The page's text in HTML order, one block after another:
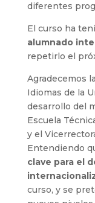
diferentes
El curso ha
alumnado
repetirlo el
Agradecemos
Idiomas de la
desarrollo del
Escuela
y el
Entendiendo
clave para el
curso, y se